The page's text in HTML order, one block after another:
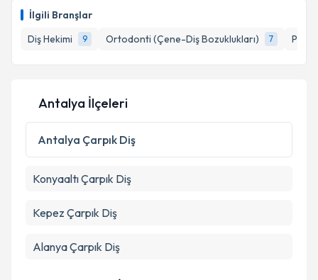
İlgili Branşlar
Diş Hekimi
9 Ortodonti (Çene-Diş Bozuklukları) 7
hazırlandığında e-posta ile bilgilendireceğiz.
E-posta Adresiniz
Kişisel verilerimin işlenmesine ilişkinAydınlatma
Metni
'ni okudum ve kişisel verilerimin belirtilen
kapsamda işlenmesini kabul ediyorum.
Antalya İlçeleri
Antalya Çarpık Diş
KonyaaltıÇarpık Diş
Kepez Çarpık Diş
AlanyaÇarpık Diş